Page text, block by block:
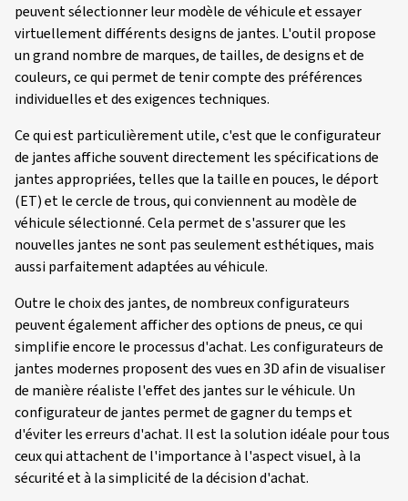
peuvent sélectionner leur modèle de véhicule et essayer
virtuellement différents designs de jantes. L'outil propose
un grand nombre de marques, de tailles, de designs et de
couleurs, ce qui permet de tenir compte des préférences
individuelles et des exigences techniques.
Ce qui est particulièrement utile, c'est que le configurateur
de jantes affiche souvent directement les spécifications de
jantes appropriées, telles que la taille en pouces, le déport
(ET) et le cercle de trous, qui conviennent au modèle de
véhicule sélectionné. Cela permet de s'assurer que les
nouvelles jantes ne sont pas seulement esthétiques, mais
aussi parfaitement adaptées au véhicule.
Outre le choix des jantes, de nombreux configurateurs
peuvent également afficher des options de pneus, ce qui
simplifie encore le processus d'achat. Les configurateurs de
jantes modernes proposent des vues en 3D afin de visualiser
de manière réaliste l'effet des jantes sur le véhicule. Un
configurateur de jantes permet de gagner du temps et
d'éviter les erreurs d'achat. Il est la solution idéale pour tous
ceux qui attachent de l'importance à l'aspect visuel, à la
sécurité et à la simplicité de la décision d'achat.